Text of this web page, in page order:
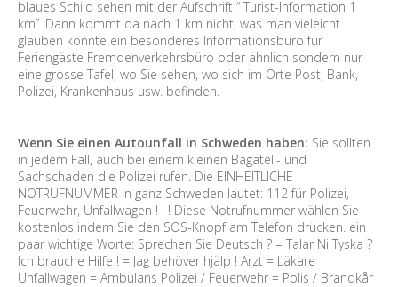
blaues Schild sehen mit der Aufschrift “ Turist-Information 1
km”. Dann kommt da nach 1 km nicht, was man vieleicht
glauben könnte ein besonderes Informationsbüro für
Feriengäste Fremdenverkehrsbüro oder ähnlich sondern nur
eine grosse Tafel, wo Sie sehen, wo sich im Orte Post, Bank,
Polizei, Krankenhaus usw. befinden.
Wenn Sie einen Autounfall in Schweden haben: Sie sollten
in jedem Fall, auch bei einem kleinen Bagatell- und
Sachschaden die Polizei rufen. Die EINHEITLICHE
NOTRUFNUMMER in ganz Schweden lautet: 112 für Polizei,
Feuerwehr, Unfallwagen ! ! ! Diese Notrufnummer wählen Sie
kostenlos indem Sie den SOS-Knopf am Telefon drücken. ein
paar wichtige Worte: Sprechen Sie Deutsch ? = Talar Ni Tyska ?
Ich brauche Hilfe ! = Jag behöver hjälp ! Arzt = Läkare
Unfallwagen = Ambulans Polizei / Feuerwehr = Polis / Brandkår